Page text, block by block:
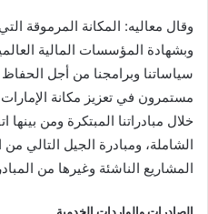
وقال معاليه: المكانة المرموقة
وبشهادة المؤسسات المالية
سياساتنا وبرامجنا من أجل
مستمرون في تعزيز مكانة
خلال مبادراتنا المبتكرة ومن بينها
الشاملة، ومبادرة الجيل التالي من
المشاريع الناشئة وغيرها من
الصادرات والواردات الخدمية